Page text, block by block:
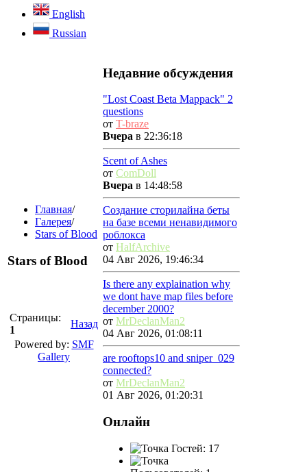
English
Russian
Главная/
Галерея/
Stars of Blood
Stars of Blood
Страницы:
1
Назад
Powered by: SMF
Gallery
Недавние обсуждения
"Lost Coast Beta Mappack" 2
questions
от T-braze
Вчера в 22:36:18
Scent of Ashes
от ComDoll
Вчера в 14:48:58
Создание сторилайна беты
на базе всеми ненавидимого
роблокса
от HalfArchive
04 Авг 2026, 19:46:34
Is there any explaination why
we dont have map files before
december 2000?
от MrDeclanMan2
04 Авг 2026, 01:08:11
are rooftops10 and sniper_029
connected?
от MrDeclanMan2
01 Авг 2026, 01:20:31
Онлайн
Гостей: 17